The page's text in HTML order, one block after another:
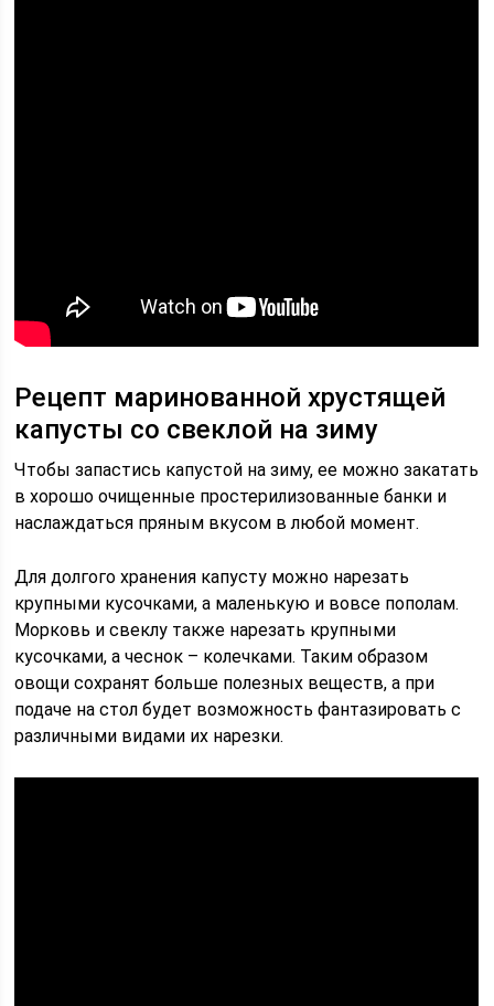
Рецепт маринованной хрустящей
капусты со свеклой на зиму
Чтобы запастись капустой на зиму, ее можно закатать
в хорошо очищенные простерилизованные банки и
наслаждаться пряным вкусом в любой момент.
Для долгого хранения капусту можно нарезать
крупными кусочками, а маленькую и вовсе пополам.
Морковь и свеклу также нарезать крупными
кусочками, а чеснок – колечками. Таким образом
овощи сохранят больше полезных веществ, а при
подаче на стол будет возможность фантазировать с
различными видами их нарезки.